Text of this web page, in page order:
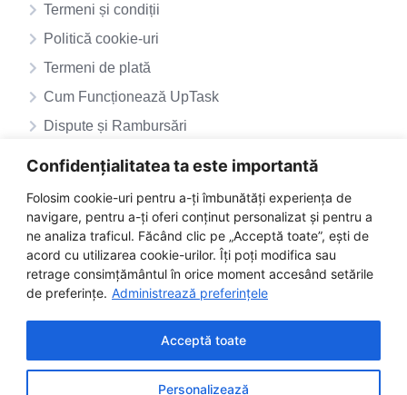
Confidențialitatea ta este importantă
Folosim cookie-uri pentru a-ți îmbunătăți experiența de
navigare, pentru a-ți oferi conținut personalizat și pentru a
ne analiza traficul. Făcând clic pe „Acceptă toate”, ești de
acord cu utilizarea cookie-urilor. Îți poți modifica sau
retrage consimțământul în orice moment accesând setările
de preferințe. Administrează preferințele
Personalizează
Acceptă toate
Termeni și condiții
Politică cookie-uri
Termeni de plată
Cum Funcționează UpTask
Dispute și Rambursări